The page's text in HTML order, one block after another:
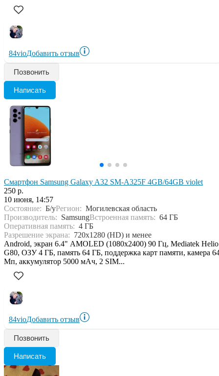
84vioДобавить отзыв
Позвонить
Написать
Смартфон Samsung Galaxy A32 SM-A325F 4GB/64GB violet
250 р.
10 июня, 14:57
Состояние: Б/уРегион: Могилевская область
Производитель: SamsungВстроенная память: 64 ГБ
Оперативная память: 4 ГБ
Разрешение экрана: 720x1280 (HD) и менее
Android, экран 6.4" AMOLED (1080x2400) 90 Гц, Mediatek Helio
G80, ОЗУ 4 ГБ, память 64 ГБ, поддержка карт памяти, камера
Мп, аккумулятор 5000 мАч, 2 SIM...
84vioДобавить отзыв
Позвонить
Написать